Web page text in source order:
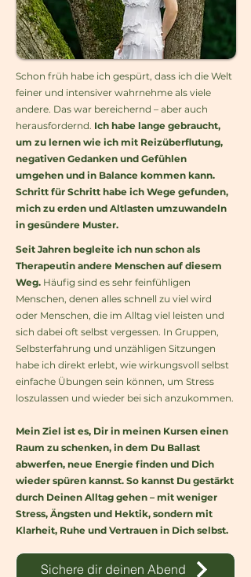
Schon früh habe ich gespürt, dass ich die Welt
feiner und intensiver wahrnehme als viele
andere. Das war bereichernd – aber auch
herausfordernd. Ich habe lange gebraucht,
um zu lernen wie ich mit Reizüberflutung,
negativen Gedanken und Gefühlen
umgehen und in Balance kommen kann.
Schritt für Schritt habe ich Wege gefunden,
mich zu erden und Altlasten umzuwandeln
in gesündere Muster.
Seit Jahren begleite ich nun schon als
Therapeutin andere Menschen auf diesem
Weg. Häufig sind es sehr feinfühligen
Menschen, denen alles schnell zu viel wird
oder Menschen, die im Alltag viel leisten und
sich dabei oft selbst vergessen. In Gruppen,
Selbsterfahrung und unzähligen Sitzungen
habe ich direkt erlebt, wie wirkungsvoll selbst
einfache Übungen sein können, um Stress
loszulassen und wieder bei sich anzukommen.
Mein Ziel ist es, Dir in meinen Kursen einen
Raum zu schenken, in dem Du Ballast
abwerfen, neue Energie finden und Dich
wieder spüren kannst. So kannst Du gestärkt
durch Deinen Alltag gehen – mit weniger
Stress, Ängsten und Hektik, sondern mit
Klarheit, Ruhe und Vertrauen in Dich selbst.
Sichere dir deinen Abend